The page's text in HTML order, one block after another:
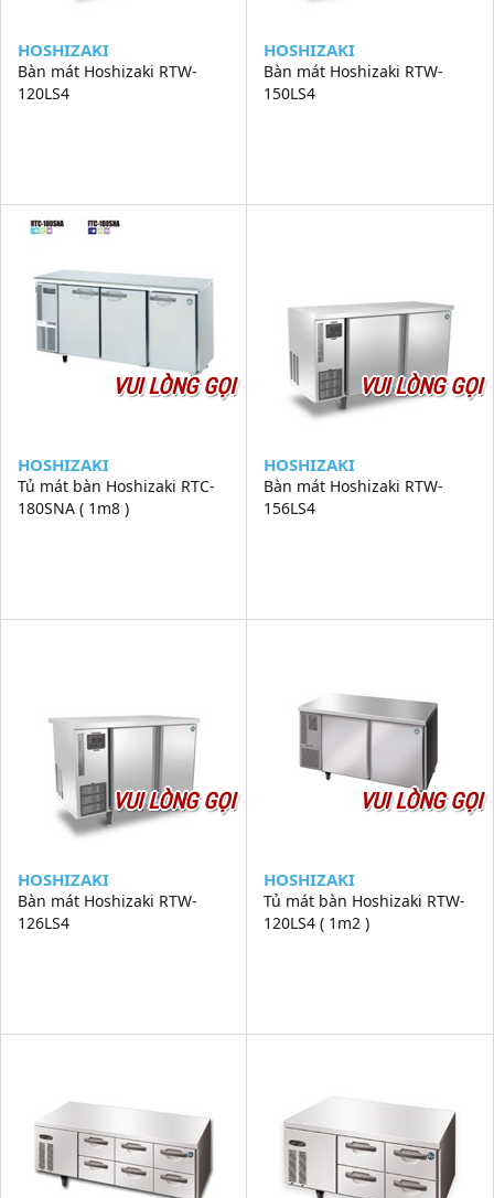
HOSHIZAKI
Bàn mát Hoshizaki RTW-
120LS4
HOSHIZAKI
Bàn mát Hoshizaki RTW-
150LS4
VUI LÒNG GỌI
HOSHIZAKI
Tủ mát bàn Hoshizaki RTC-
180SNA ( 1m8 )
VUI LÒNG GỌI
HOSHIZAKI
Bàn mát Hoshizaki RTW-
156LS4
VUI LÒNG GỌI
HOSHIZAKI
Bàn mát Hoshizaki RTW-
126LS4
VUI LÒNG GỌI
HOSHIZAKI
Tủ mát bàn Hoshizaki RTW-
120LS4 ( 1m2 )